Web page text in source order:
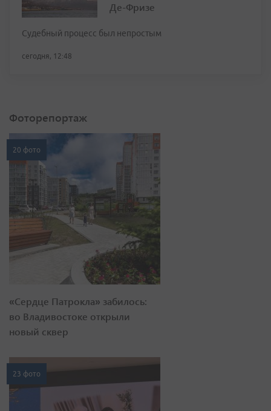
Де-Фризе
Судебный процесс был непростым
сегодня, 12:48
Фоторепортаж
20 фото
«Сердце Патрокла» забилось:
во Владивостоке открыли
новый сквер
23 фото